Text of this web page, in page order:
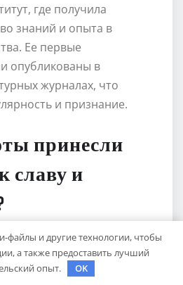
где получила
знаний и опыта в
Ее первые
опубликованы в
журналах, что
и признание.
принесли
славу и
Ирина Волк
книг, рассказов и
файлы и другие технологии, чтобы
а также предоставить лучший
опыт.
OK